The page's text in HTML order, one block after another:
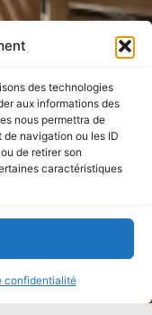
des technologies
aux informations des
nous permettra de
navigation ou les ID
de retirer son
caractéristiques
confidentialité